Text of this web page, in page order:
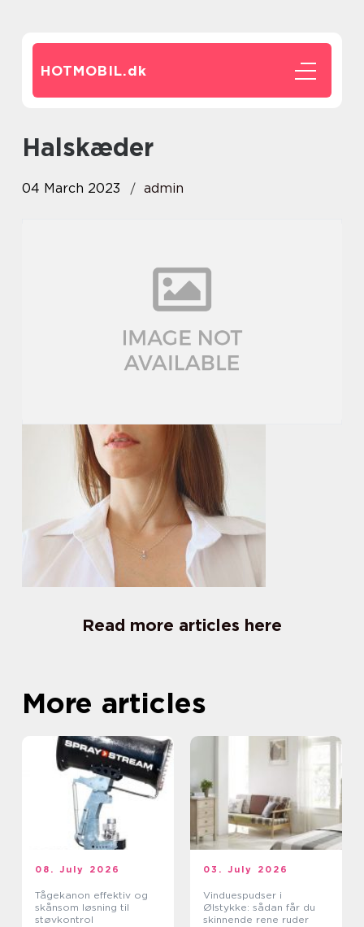
HOTMOBIL.dk
halskæder
04 March 2023 admin
Read more articles here
More articles
08. July 2026
Tågekanon effektiv og
skånsom løsning til
støvkontrol
03. July 2026
Vinduespudser i
Ølstykke: sådan får du
skinnende rene ruder